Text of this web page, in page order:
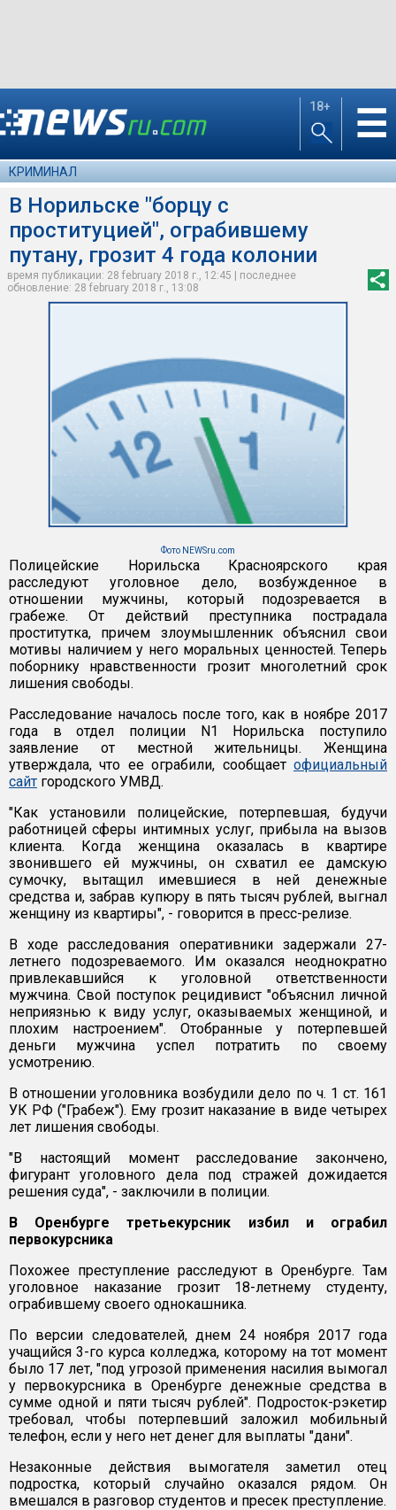
18+ ☰
КРИМИНАЛ
В Норильске "борцу с
проституцией", ограбившему
путану, грозит 4 года колонии
время публикации: 28 february 2018 г., 12:45 | последнее
обновление: 28 february 2018 г., 13:08
Фото NEWSru.com
Полицейские Норильска Красноярского края
расследуют уголовное дело, возбужденное в
отношении мужчины, который подозревается в
грабеже. От действий преступника пострадала
проститутка, причем злоумышленник объяснил свои
мотивы наличием у него моральных ценностей. Теперь
поборнику нравственности грозит многолетний срок
лишения свободы.
Расследование началось после того, как в ноябре 2017
года в отдел полиции N1 Норильска поступило
заявление от местной жительницы. Женщина
утверждала, что ее ограбили, сообщает официальный
сайт городского УМВД.
"Как установили полицейские, потерпевшая, будучи
работницей сферы интимных услуг, прибыла на вызов
клиента. Когда женщина оказалась в квартире
звонившего ей мужчины, он схватил ее дамскую
сумочку, вытащил имевшиеся в ней денежные
средства и, забрав купюру в пять тысяч рублей, выгнал
женщину из квартиры", - говорится в пресс-релизе.
В ходе расследования оперативники задержали 27-
летнего подозреваемого. Им оказался неоднократно
привлекавшийся к уголовной ответственности
мужчина. Свой поступок рецидивист "объяснил личной
неприязнью к виду услуг, оказываемых женщиной, и
плохим настроением". Отобранные у потерпевшей
деньги мужчина успел потратить по своему
усмотрению.
В отношении уголовника возбудили дело по ч. 1 ст. 161
УК РФ ("Грабеж"). Ему грозит наказание в виде четырех
лет лишения свободы.
"В настоящий момент расследование закончено,
фигурант уголовного дела под стражей дожидается
решения суда", - заключили в полиции.
В Оренбурге третьекурсник избил и ограбил
первокурсника
Похожее преступление расследуют в Оренбурге. Там
уголовное наказание грозит 18-летнему студенту,
ограбившему своего однокашника.
По версии следователей, днем 24 ноября 2017 года
учащийся 3-го курса колледжа, которому на тот момент
было 17 лет, "под угрозой применения насилия вымогал
у первокурсника в Оренбурге денежные средства в
сумме одной и пяти тысяч рублей". Подросток-рэкетир
требовал, чтобы потерпевший заложил мобильный
телефон, если у него нет денег для выплаты "дани".
Незаконные действия вымогателя заметил отец
подростка, который случайно оказался рядом. Он
вмешался в разговор студентов и пресек преступление.